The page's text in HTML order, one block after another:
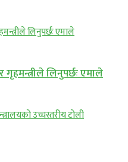
गृहमन्त्रीले लिनुपर्छः एमाले